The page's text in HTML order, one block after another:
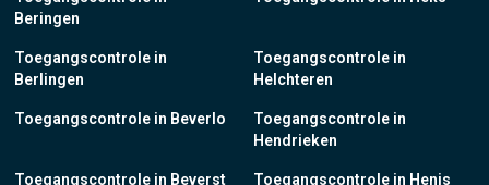
Beringen
Toegangscontrole in
Berlingen
Toegangscontrole in Beverlo
Toegangscontrole in Beverst
Toegangscontrole in
Helchteren
Toegangscontrole in
Hendrieken
Toegangscontrole in Henis